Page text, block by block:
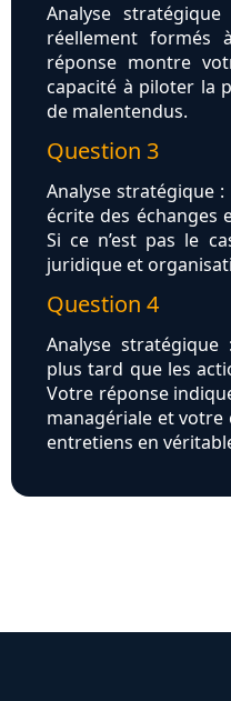
Analyse
réellement formés
réponse montre
capacité à piloter la
de malentendus.
Question 3
Analyse stratégique
écrite des échanges
Si ce n’est pas le
juridique et
Question 4
Analyse
plus tard que les
Votre réponse
managériale et
entretiens en